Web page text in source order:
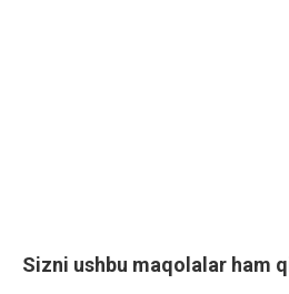
Sizni ushbu maqolalar ham